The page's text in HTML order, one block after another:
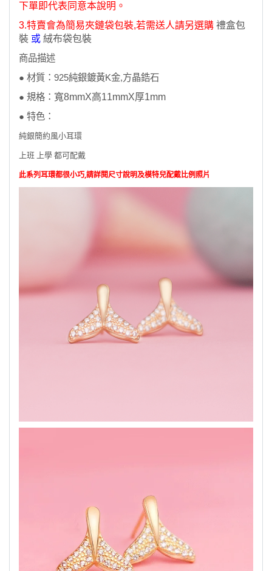
下單即代表同意本說明。
3.特賣會為簡易夾鏈袋包裝,若需送人請另選購 禮盒包
裝 或 絨布袋包裝
商品描述
● 材質：925純銀鍍黃K金,方晶鋯石
● 規格： 寬8mmX高11mmX厚1mm
● 特色 ：
純銀簡約風小耳環
上班 上學 都可配戴
此系列耳環都很小巧,請詳閱尺寸說明及模特兒配戴比例照片